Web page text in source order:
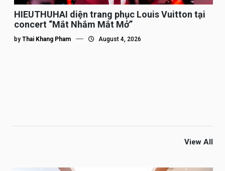
HIEUTHUHAI diện trang phục Louis Vuitton tại
concert “Mắt Nhắm Mắt Mở”
by Thai Khang Pham August 4, 2026
View All